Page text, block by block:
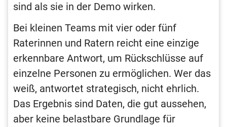
sind als sie in der Demo wirken.
Bei kleinen Teams mit vier oder fünf
Raterinnen und Ratern reicht eine einzige
erkennbare Antwort, um Rückschlüsse auf
einzelne Personen zu ermöglichen. Wer das
weiß, antwortet strategisch, nicht ehrlich.
Das Ergebnis sind Daten, die gut aussehen,
aber keine belastbare Grundlage für